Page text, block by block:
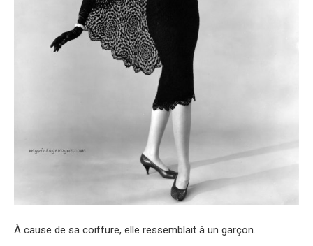
À cause de sa coiffure, elle ressemblait à un garçon.